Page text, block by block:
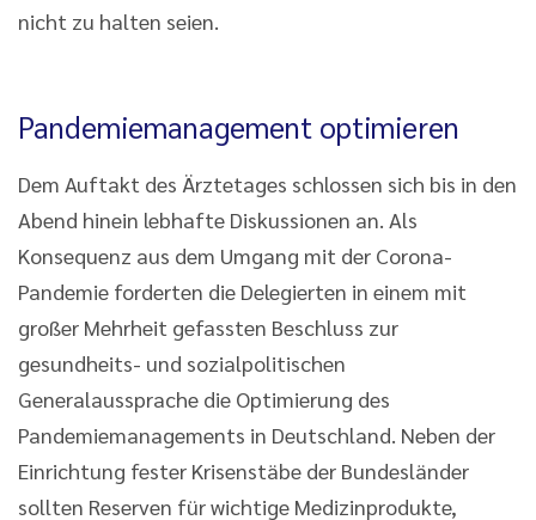
nicht zu halten seien.
Pandemiemanagement optimieren
Dem Auftakt des Ärztetages schlossen sich bis in den
Abend hinein lebhafte Diskussionen an. Als
Konsequenz aus dem Umgang mit der Corona-
Pandemie forderten die Delegierten in einem mit
großer Mehrheit gefassten Beschluss zur
gesundheits- und sozialpolitischen
Generalaussprache die Optimierung des
Pandemiemanagements in Deutschland. Neben der
Einrichtung fester Krisenstäbe der Bundesländer
sollten Reserven für wichtige Medizinprodukte,